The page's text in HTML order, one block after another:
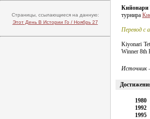
Страницы, ссылающиеся на данную:
Этот День В Истории Го / Ноябрь 27
Кийонари
турнира
Перевод с
Kiyonari
Winner 8th
Источник
1980
1992
1995